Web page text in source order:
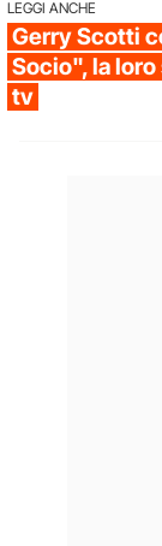
LEGGI ANCHE
Gerry Scotti
Socio", la
tv